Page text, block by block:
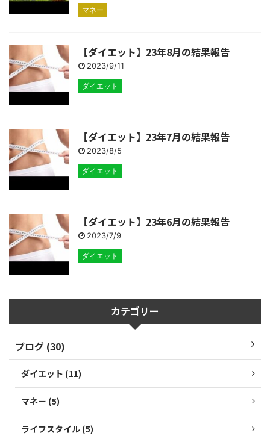
マネー
【ダイエット】23年8月の結果報告
2023/9/11
ダイエット
【ダイエット】23年7月の結果報告
2023/8/5
ダイエット
【ダイエット】23年6月の結果報告
2023/7/9
ダイエット
カテゴリー
ブログ (30)
ダイエット (11)
マネー (5)
ライフスタイル (5)